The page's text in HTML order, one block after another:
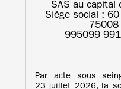
SAS au capital
Siège social :
75008
995099 991
Par acte sous
23 juillet 2026, la